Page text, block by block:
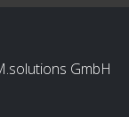
GmbH